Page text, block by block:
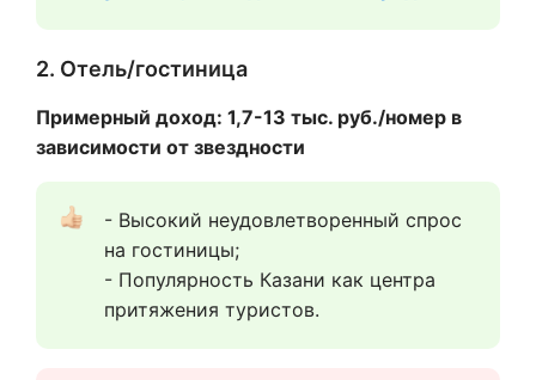
2. Отель/гостиница
Примерный доход: 1,7-13 тыс. руб./номер в
зависимости от звездности
- Высокий неудовлетворенный спрос
на гостиницы;
- Популярность Казани как центра
притяжения туристов.